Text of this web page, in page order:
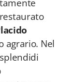
agrario. Nel